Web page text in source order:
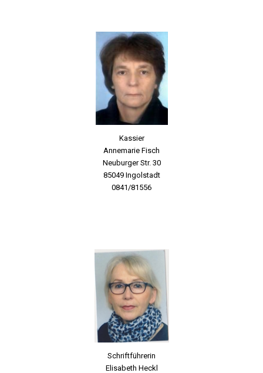
Kassier
Annemarie Fisch
Neuburger Str. 30
85049 Ingolstadt
0841/81556
Schriftführerin
Elisabeth Heckl